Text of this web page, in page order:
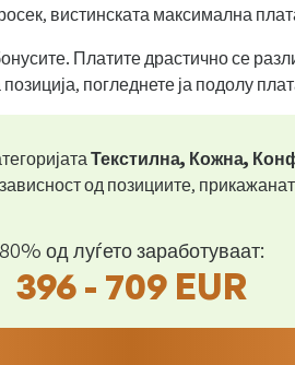
вистинската максимална
Платите драстично се
погледнете ја подолу
Текстилна, Кожна,
од позициите,
80% од луѓето заработуваат:
396 - 709 EUR